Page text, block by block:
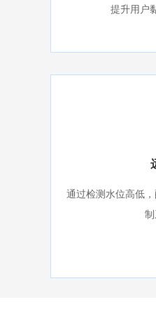
提升用户
通过检测水位高低
制